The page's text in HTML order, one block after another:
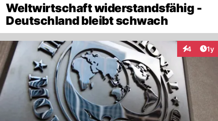
Weltwirtschaft widerstandsfähig -
Deutschland bleibt schwach
4 1y